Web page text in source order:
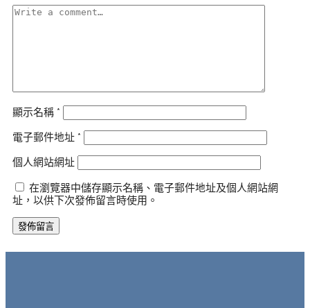
顯示名稱 *
電子郵件地址 *
個人網站網址
在瀏覽器中儲存顯示名稱、電子郵件地址及個人網站網
址，以供下次發佈留言時使用。